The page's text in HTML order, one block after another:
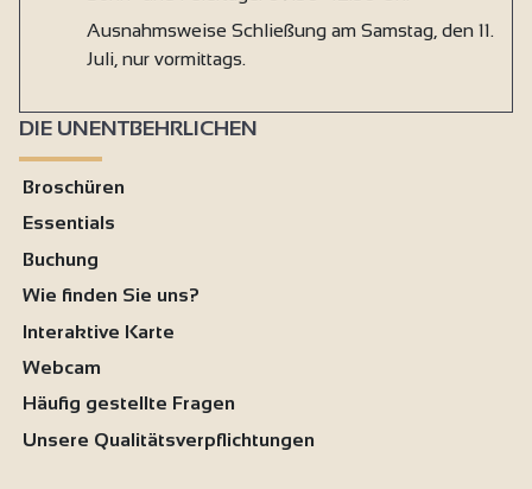
Ausnahmsweise Schließung am Samstag, den 11.
Juli, nur vormittags.
DIE UNENTBEHRLICHEN
Broschüren
Essentials
Buchung
Wie finden Sie uns?
Interaktive Karte
Webcam
Häufig gestellte Fragen
Unsere Qualitätsverpflichtungen